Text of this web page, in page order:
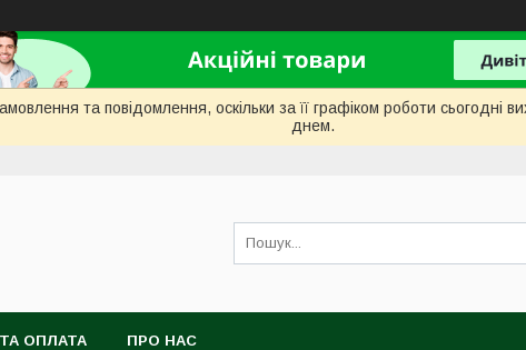
та повідомлення, оскільки за її графіком роботи
днем.
ОПЛАТА ПРО НАС